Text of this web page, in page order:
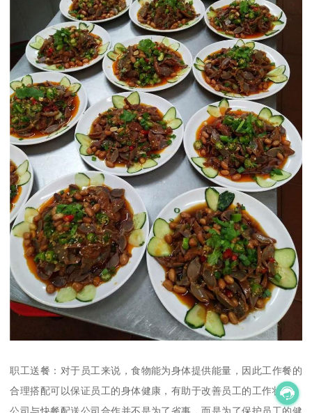
职工送餐：对于员工来说，食物能为身体提供能量，因此工作餐的
合理搭配可以保证员工的身体健康，有助于改善员工的工作状态。
公司与快餐配送公司合作并不是为了省事，而是为了保护员工的健